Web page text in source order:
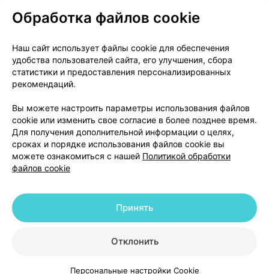
О проекте
Новости проекта
Размещение рекламы
Медицинский маркетинг
Публичный договор
Доставка
Способы оплаты
Вакансии
Партнеры
Написать руководителю 103.by
Написать в поддержку
Персональные настройки Cookie
© 2026 ООО «Артокс Лаб», УНП 191700409 | 220012, Республика Беларусь,
+375 291212755
Обработка файлов cookie
Наш сайт использует файлы cookie для обеспечения
удобства пользователей сайта, его улучшения, сбора
статистики и предоставления персонализированных
рекомендаций.
Вы можете настроить параметры использования файлов
cookie или изменить свое согласие в более позднее время.
Для получения дополнительной информации о целях,
сроках и порядке использования файлов cookie вы
можете ознакомиться с нашей Политикой обработки
файлов cookie
Отклонить
Принять
Персональные настройки Cookie